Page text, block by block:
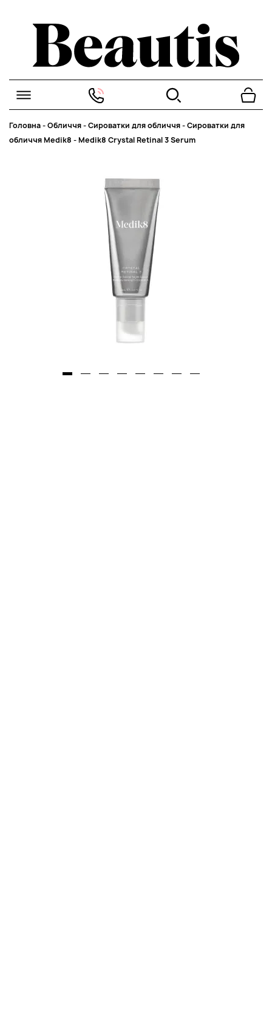
Головна-Обличчя-Сироватки для обличчя-Сироватки для
обличчя Medik8 -Medik8 Crystal Retinal 3 Serum